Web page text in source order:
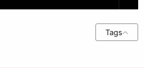
Tags